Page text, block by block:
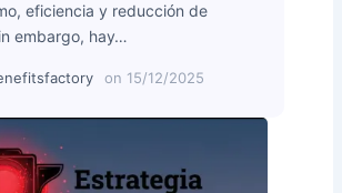
eficiencia y reducción de
embargo, hay…
on 15/12/2025